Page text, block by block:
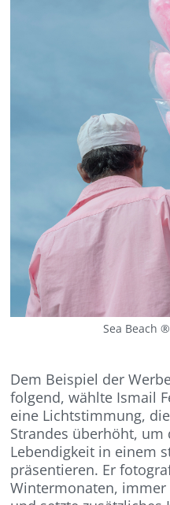
Sea Beach
Dem Beispiel der
folgend, wählte Ismail
eine Lichtstimmung,
Strandes überhöht,
Lebendigkeit in einem
präsentieren. Er
Wintermonaten,